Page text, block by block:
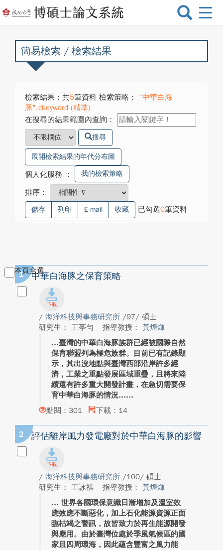
選
換
簡易檢索 / 檢索結果
檢索結果：共5筆資料 檢索策略：
"中華白海
豚".ckeyword (精準)
在搜尋的結果範圍內查詢：
搜尋
展開檢索結果的年代分布圖
個人化服務 ： 我的檢索策略
排序：
儲存 列印 E-mail 收藏 已勾選0筆資料
本頁全選
1 中華白海豚之保育策略
/ 海洋科技與事務研究所 /97/ 碩士
研究生： 王亭勻
指導教授： 黃煌煇
臺灣的中華白海豚族群已經被國際自然
保育聯盟列為極危族群。目前已有記錄顯
示，其出沒地點與臺灣西部沿岸許多經
濟，工業之重點發展區域重疊，且將來陸
續還有許多重大開發計畫，在急切需要保
育中華白海豚的情況...
點閱：301
下載：14
2 評估離岸風力發電廠對於中華白海豚的影響
/ 海洋科技與事務研究所 /100/ 碩士
研究生： 王詠祺
指導教授： 黃煌煇
世界各國環保意識日漸增加及溫室效
應效應不斷惡化，加上石化能源資源正面
臨枯竭之警訊，故皆致力於再生能源開發
與應用。由於臺灣位處於季風氣候區的國
家且四周環海，因此蘊含豐富之風力能